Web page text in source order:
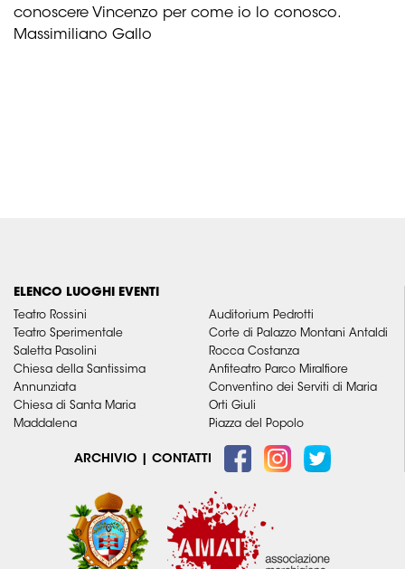
conoscere Vincenzo per come io lo conosco.
Massimiliano Gallo
ELENCO LUOGHI EVENTI
Teatro Rossini
Teatro Sperimentale
Saletta Pasolini
Chiesa della Santissima
Annunziata
Chiesa di Santa Maria
Maddalena
Auditorium Pedrotti
Corte di Palazzo Montani Antaldi
Rocca Costanza
Anfiteatro Parco Miralfiore
Conventino dei Serviti di Maria
Orti Giuli
Piazza del Popolo
ARCHIVIO CONTATTI